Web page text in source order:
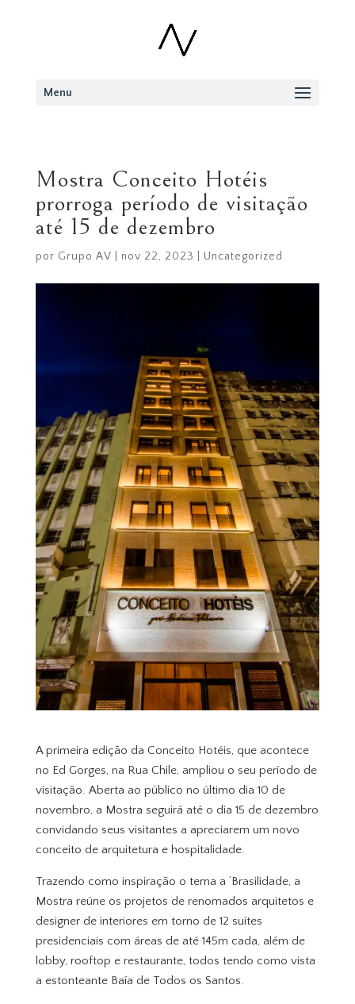
Menu
Mostra Conceito Hotéis
prorroga período de visitação
até 15 de dezembro
por Grupo AV nov 22, 2023 Uncategorized
A primeira edição da Conceito Hotéis, que acontece
no Ed Gorges, na Rua Chile, ampliou o seu período de
visitação. Aberta ao público no último dia 10 de
novembro, a Mostra seguirá até o dia 15 de dezembro
convidando seus visitantes a apreciarem um novo
conceito de arquitetura e hospitalidade.
Trazendo como inspiração o tema a ‘Brasilidade, a
Mostra reúne os projetos de renomados arquitetos e
designer de interiores em torno de 12 suítes
presidenciais com áreas de até 145m cada, além de
lobby, rooftop e restaurante, todos tendo como vista
a estonteante Baía de Todos os Santos.